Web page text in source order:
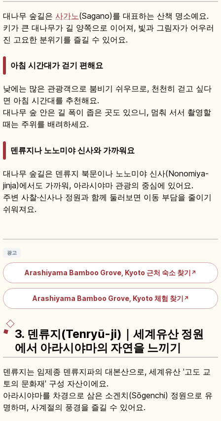
대나무 숲길은 사가노(Sagano)를 대표하는 산책 명소예요.
키가 큰 대나무가 길 양쪽으로 이어져, 빛과 그림자가 어우러
진 고요한 분위기를 즐길 수 있어요.
아침 시간대가 걷기 편해요
낮에는 많은 관광객으로 붐비기 쉬우므로, 천천히 걷고 싶다
면 아침 시간대를 추천해요.
대나무 숲 안은 길 폭이 좁은 곳도 있으니, 멈춰 서서 촬영할
때는 주위를 배려하세요.
덴류지나 노노미야 신사와 가까워요
대나무 숲길은 덴류지 북문이나 노노미야 신사(Nonomiya-
jinja)에서도 가까워, 아라시야마 관광의 중심에 있어요.
주변 사찰·신사나 정원과 함께 둘러보면 이동 부담을 줄이기
쉬워져요.
아라시야마 대나무숲 가이드｜교토 산책 코스
광고
Arashiyama Bamboo Grove, Kyoto 근처 숙소 찾기 ↗
Arashiyama Bamboo Grove, Kyoto 체험 찾기 ↗
3. 덴류지(Tenryū-ji)｜세계유산 정원
에서 아라시야마의 자연을 느끼기
덴류지는 임제종 덴류지파의 대본산으로, 세계유산 '고도 교
토의 문화재' 구성 자산이에요.
아라시야마를 차경으로 삼은 소겐치(Sōgenchi) 정원으로 유
명하며, 사계절의 풍경을 즐길 수 있어요.